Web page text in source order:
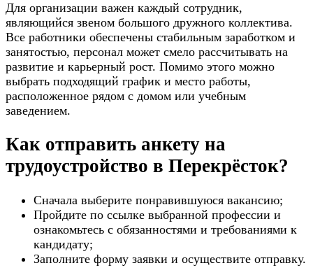
Для организации важен каждый сотрудник,
являющийся звеном большого дружного коллектива.
Все работники обеспечены стабильным заработком и
занятостью, персонал может смело рассчитывать на
развитие и карьерный рост. Помимо этого можно
выбрать подходящий график и место работы,
расположенное рядом с домом или учебным
заведением.
Как отправить анкету на
трудоустройство в Перекрёсток?
Сначала выберите понравившуюся вакансию;
Пройдите по ссылке выбранной профессии и
ознакомьтесь с обязанностями и требованиями к
кандидату;
Заполните форму заявки и осуществите отправку.